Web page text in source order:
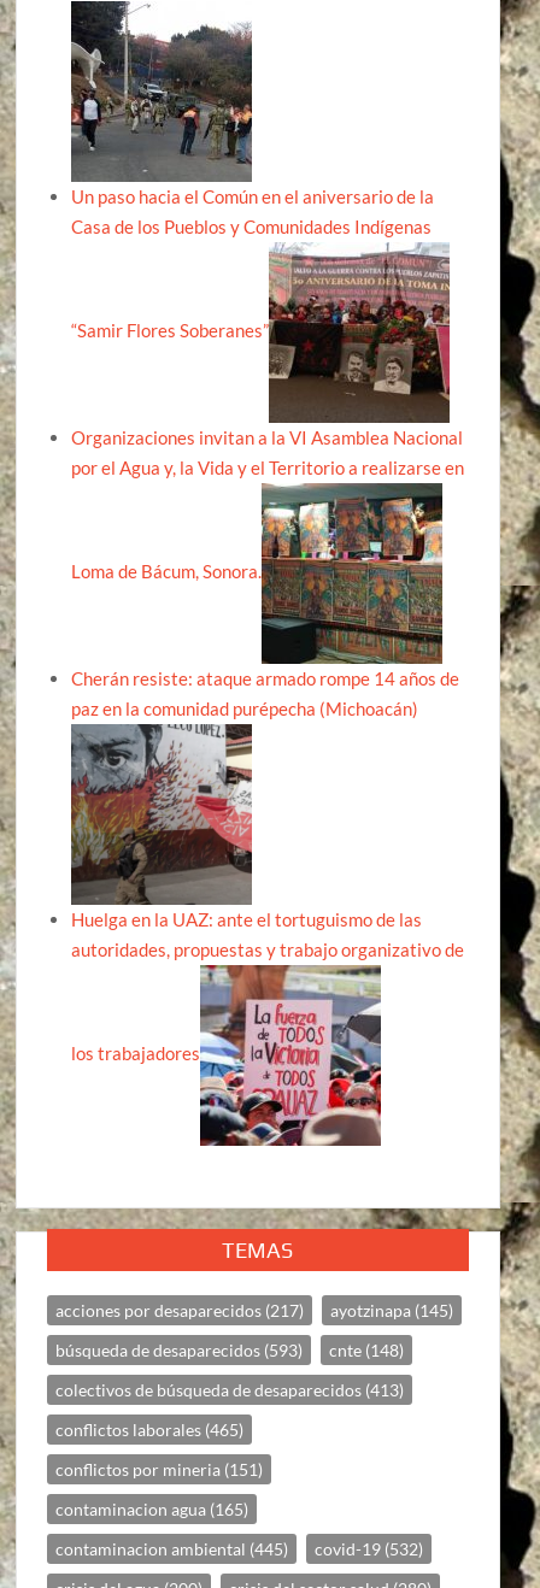
Un paso hacia el Común en el aniversario de la
Casa de los Pueblos y Comunidades Indígenas
“Samir Flores Soberanes”
Organizaciones invitan a la VI Asamblea Nacional
por el Agua y, la Vida y el Territorio a realizarse en
Loma de Bácum, Sonora.
Cherán resiste: ataque armado rompe 14 años de
paz en la comunidad purépecha (Michoacán)
Huelga en la UAZ: ante el tortuguismo de las
autoridades, propuestas y trabajo organizativo de
los trabajadores
TEMAS
acciones por desaparecidos (217) ayotzinapa (145)
búsqueda de desaparecidos (593) cnte (148)
colectivos de búsqueda de desaparecidos (413)
conflictos laborales (465)
conflictos por mineria (151)
contaminacion agua (165)
contaminacion ambiental (445) covid-19 (532)